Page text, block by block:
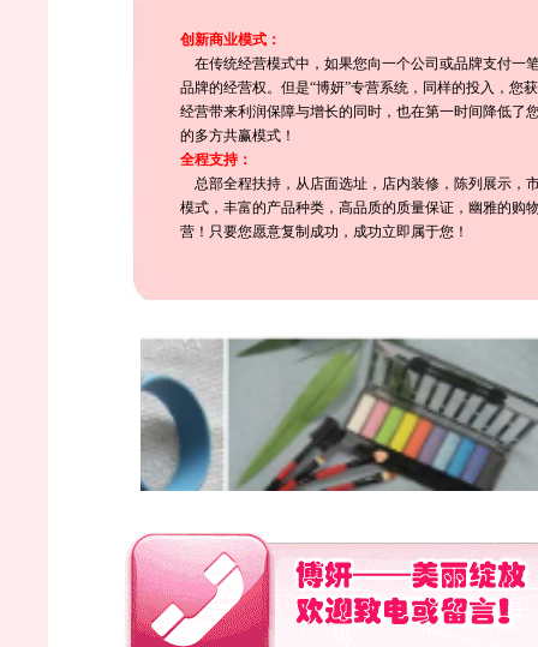
创新商业模式：
在传统经营模式中，如果您向一个公司或品牌支付一
品牌的经营权。但是“博妍”专营系统，同样的投入，您
经营带来利润保障与增长的同时，也在第一时间降低了
的多方共赢模式！
全程支持：
总部全程扶持，从店面选址，店内装修，陈列展示，
模式，丰富的产品种类，高品质的质量保证，幽雅的购
营！只要您愿意复制成功，成功立即属于您！